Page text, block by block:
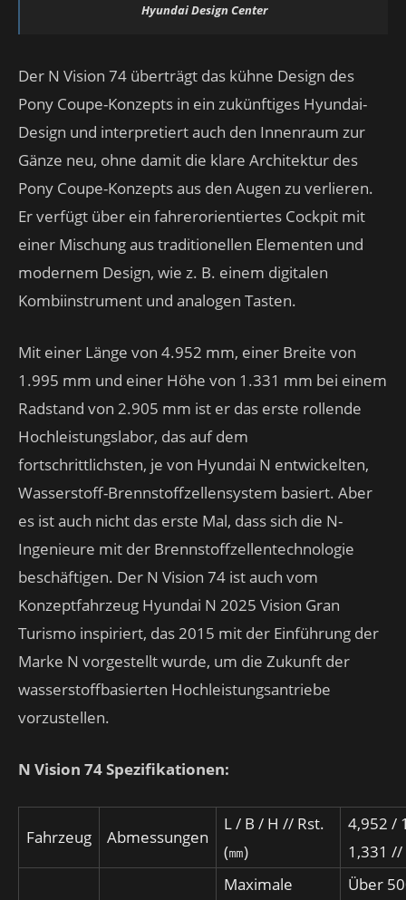
Hyundai Design Center
Der N Vision 74 überträgt das kühne Design des
Pony Coupe-Konzepts in ein zukünftiges Hyundai-
Design und interpretiert auch den Innenraum zur
Gänze neu, ohne damit die klare Architektur des
Pony Coupe-Konzepts aus den Augen zu verlieren.
Er verfügt über ein fahrerorientiertes Cockpit mit
einer Mischung aus traditionellen Elementen und
modernem Design, wie z. B. einem digitalen
Kombiinstrument und analogen Tasten.
Mit einer Länge von 4.952 mm, einer Breite von
1.995 mm und einer Höhe von 1.331 mm bei einem
Radstand von 2.905 mm ist er das erste rollende
Hochleistungslabor, das auf dem
fortschrittlichsten, je von Hyundai N entwickelten,
Wasserstoff-Brennstoffzellensystem basiert. Aber
es ist auch nicht das erste Mal, dass sich die N-
Ingenieure mit der Brennstoffzellentechnologie
beschäftigen. Der N Vision 74 ist auch vom
Konzeptfahrzeug Hyundai N 2025 Vision Gran
Turismo inspiriert, das 2015 mit der Einführung der
Marke N vorgestellt wurde, um die Zukunft der
wasserstoffbasierten Hochleistungsantriebe
vorzustellen.
N Vision 74 Spezifikationen:
Fahrzeug Abmessungen
L / B / H // Rst.
(㎜)
4,952 /
1,331
Maximale
Über